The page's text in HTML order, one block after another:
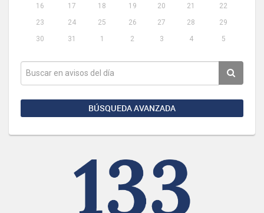
16
17 18 19 20 21
22
23
24 25 26 27 28
29
30
31 1 2 3 4 5
BÚSQUEDA AVANZADA